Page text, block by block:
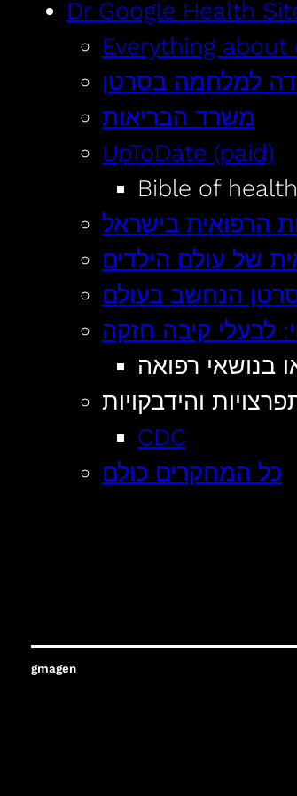
Dr Google Health
Everything about
למלחמה בסרטן
משרד הבריאות
UpToDate (paid)
Bible of
הרפואית בישראל
של עולם הילדים
הנחשב בעולם
לבעלי קיבה חזקה
בנושאי רפואה
והידבקויות
CDC
כל המחקרים כולם
gmagen